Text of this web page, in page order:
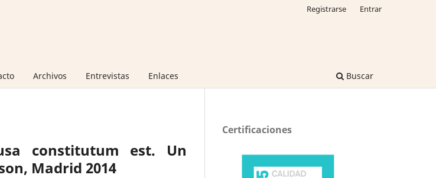
Archivos Entrevistas Enlaces Buscar
Registrarse Entrar
constitutum est. Un
Madrid 2014
Certificaciones